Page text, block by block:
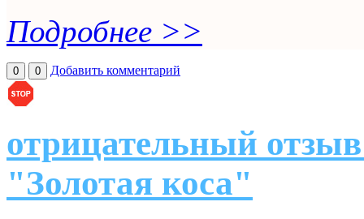
Подробнее >>
0 0 Добавить комментарий
отрицательный
"Золотая коса"